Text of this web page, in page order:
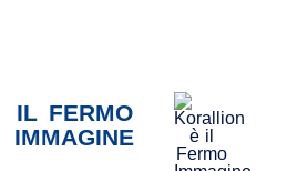
IL FERMO
IMMAGINE